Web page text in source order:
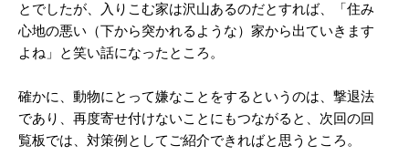
とでしたが、入りこむ家は沢山あるのだとすれば、「住み
心地の悪い（下から突かれるような）家から出ていきます
よね」と笑い話になったところ。
確かに、動物にとって嫌なことをするというのは、撃退法
であり、再度寄せ付けないことにもつながると、次回の回
覧板では、対策例としてご紹介できればと思うところ。